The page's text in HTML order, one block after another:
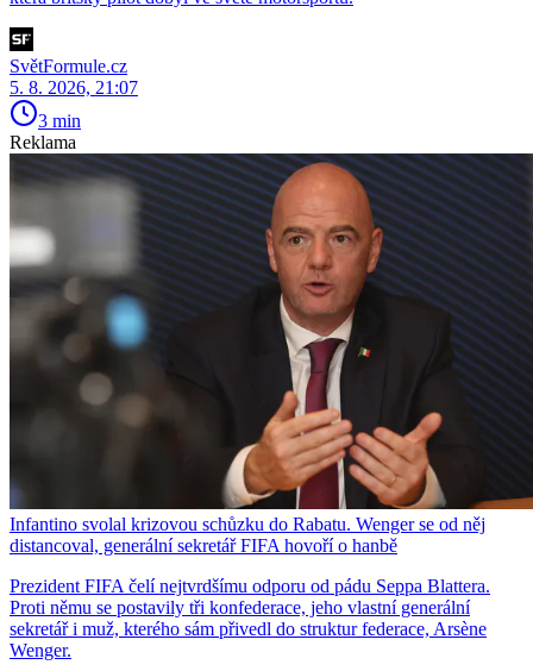
SvětFormule.cz
5. 8. 2026, 21:07
3 min
Reklama
Infantino svolal krizovou schůzku do Rabatu. Wenger se od něj
distancoval, generální sekretář FIFA hovoří o hanbě
Prezident FIFA čelí nejtvrdšímu odporu od pádu Seppa Blattera.
Proti němu se postavily tři konfederace, jeho vlastní generální
sekretář i muž, kterého sám přivedl do struktur federace, Arsène
Wenger.